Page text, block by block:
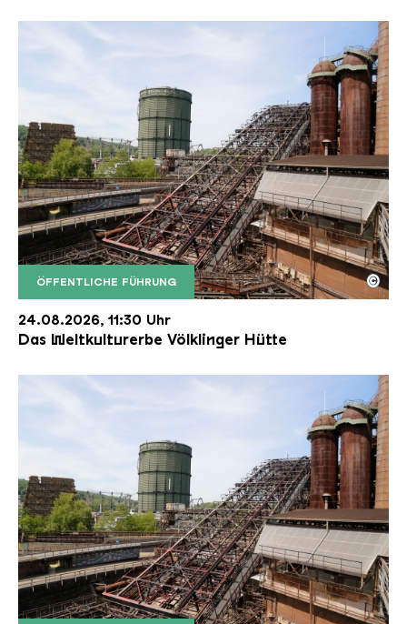
ÖFFENTLICHE FÜHRUNG
Der Erzschrägaufzug der Völklinger Hütte mit
Copyright: Weltkulturerbe Völklinger Hütte | Karl
©
24.08.2026, 11:30 Uhr
Das Weltkulturerbe Völklinger Hütte